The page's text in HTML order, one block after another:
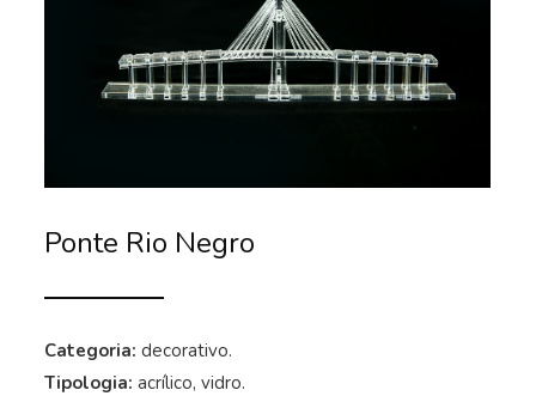
Ponte Rio Negro
Categoria: decorativo.
Tipologia: acrílico, vidro.